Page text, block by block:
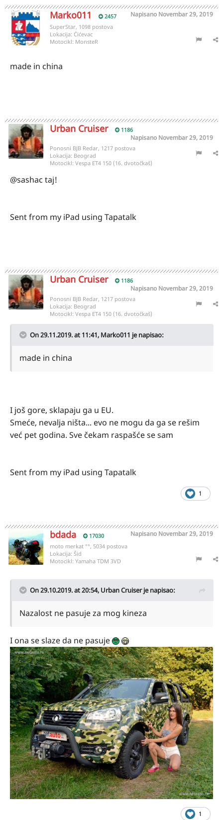
Marko011 2457 Napisano Novembar 29, 2019
SuperStar, 1098 postova
Lokacija: Ćićevac
Motocikl: MonsteR
made in china
Urban Cruiser 1186
Napisano Novembar 29, 2019
Ponosni BJB Redar, 1217 postova
Lokacija: Beograd
Motocikl: Vespa ET4 150 (16. dvotočkaš)
@sashac taj!
Sent from my iPad using Tapatalk
Urban Cruiser 1186
Napisano Novembar 29, 2019
Ponosni BJB Redar, 1217 postova
Lokacija: Beograd
Motocikl: Vespa ET4 150 (16. dvotočkaš)
On 29.11.2019. at 11:41, Marko011 je napisao:
made in china
I još gore, sklapaju ga u EU.
Smeće, nevalja ništa... evo ne mogu da ga se rešim
već pet godina. Sve čekam raspašće se sam
Sent from my iPad using Tapatalk
1
bdada 17030 Napisano Novembar 29, 2019
moto merkat °°, 5034 postova
Lokacija: Šid
Motocikl: Yamaha TDM 3VD
On 29.10.2019. at 20:54, Urban Cruiserje napisao:
Nazalost ne pasuje za mog kineza
I ona se slaze da ne pasuje
1